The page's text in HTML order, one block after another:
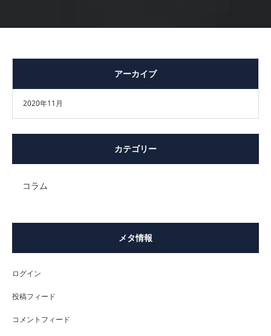
アーカイブ
2020年11月
カテゴリー
コラム
メタ情報
ログイン
投稿フィード
コメントフィード